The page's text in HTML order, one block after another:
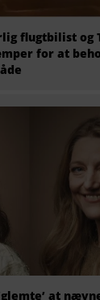
flugtbilist og
for at
at